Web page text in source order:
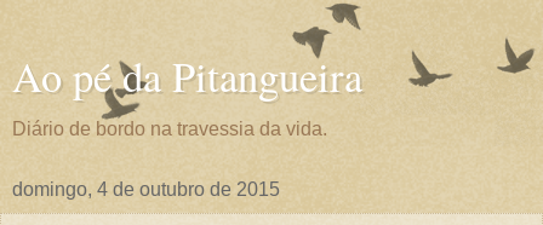
Ao pé da Pitangueira
Diário de bordo na travessia da vida.
domingo, 4 de outubro de 2015